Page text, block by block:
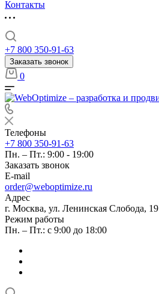
Контакты
+7 800 350-91-63
Заказать звонок
0
Телефоны
+7 800 350-91-63
Пн. – Пт.: 9:00 - 19:00
Заказать звонок
E-mail
order@weboptimize.ru
Адрес
г. Москва, ул. Ленинская Слобода, 19
Режим работы
Пн. – Пт.: с 9:00 до 18:00